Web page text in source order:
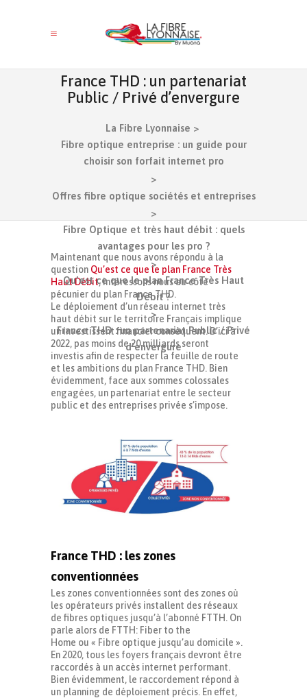
France THD : un partenariat
Public / Privé d’envergure
La Fibre Lyonnaise >
Fibre optique entreprise : un guide pour
choisir son forfait internet pro
>
Offres fibre optique sociétés et entreprises
>
Fibre Optique et très haut débit : quels
avantages pour les pro ?
>
Qu’est ce que le plan France Très Haut
Débit ?
>
France THD : un partenariat Public / Privé
d’envergure
Maintenant que nous avons répondu à la
question Qu’est ce que le plan France Très
Haut Débit, intéressons nous au côté
pécunier du plan France THD.
Le déploiement d’un réseau internet très
haut débit sur le territoire Français implique
un investissent financier conséquent. D’ici à
2022, pas moins de 20 milliards seront
investis afin de respecter la feuille de route
et les ambitions du plan France THD. Bien
évidemment, face aux sommes colossales
engagées, un partenariat entre le secteur
public et des entreprises privée s’impose.
France THD : les zones
conventionnées
Les zones conventionnées sont des zones où
les opérateurs privés installent des réseaux
de fibres optiques jusqu’à l’abonné FTTH. On
parle alors de FTTH: Fiber to the
Home ou « Fibre optique jusqu’au domicile ».
En 2020, tous les foyers français devront être
raccordés à un accès internet performant.
Bien évidemment, le raccordement répond à
un planning de déploiement précis. En effet,